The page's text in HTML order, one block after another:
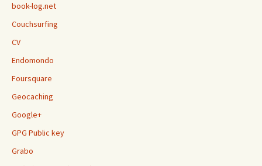
book-log.net
Couchsurfing
CV
Endomondo
Foursquare
Geocaching
Google+
GPG Public key
Grabo